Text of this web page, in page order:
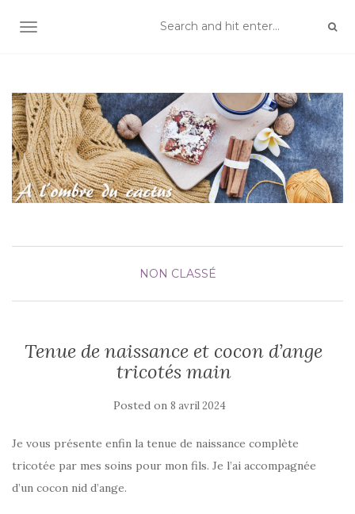
TOGGLE NAVIGATION
NON CLASSÉ
Tenue de naissance et cocon d’ange
tricotés main
Posted on 8 avril 2024
Je vous présente enfin la tenue de naissance complète
tricotée par mes soins pour mon fils. Je l’ai accompagnée
d’un cocon nid d’ange.